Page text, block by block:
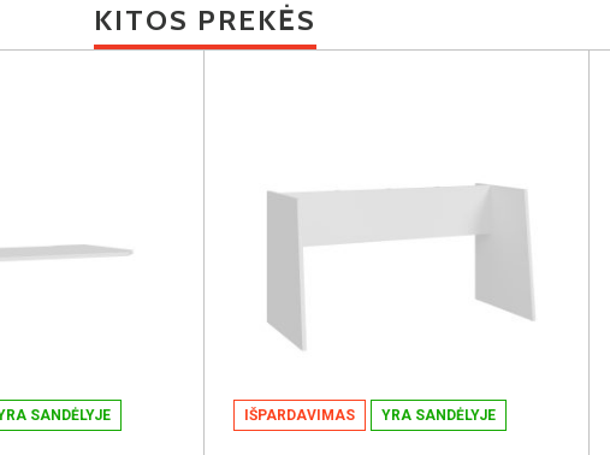
KITOS PREKĖS
SANDĖLYJE IŠPARDAVIMAS YRA SANDĖLYJE